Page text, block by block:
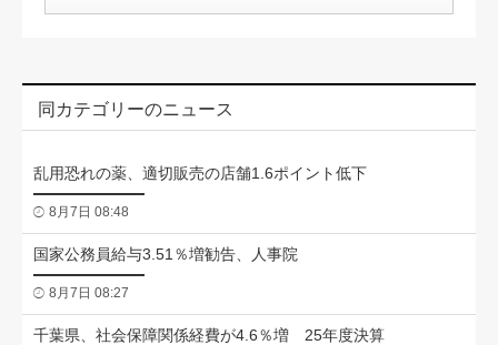
同カテゴリーのニュース
乱用恐れの薬、適切販売の店舗1.6ポイント低下
8月7日 08:48
国家公務員給与3.51％増勧告、人事院
8月7日 08:27
千葉県、社会保障関係経費が4.6％増 25年度決算